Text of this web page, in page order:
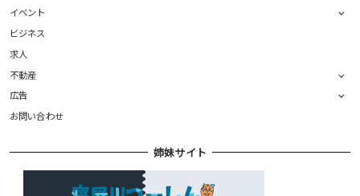
イベント
ビジネス
求人
不動産
広告
お問い合わせ
姉妹サイト